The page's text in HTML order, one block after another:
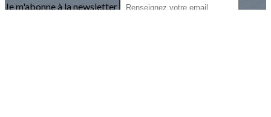
Je m'abonne à la newsletter